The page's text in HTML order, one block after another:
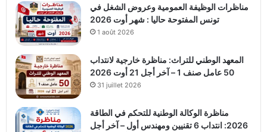
مناظرات الوظيفة العمومية وعروض الشغل في
تونس المفتوحة حاليا : شهر أوت 2026
1 août 2026
المعهد الوطني للتراث: مناظرة خارجية لانتداب
50 عامل صنف 1 – آخر أجل 21 أوت 2026
31 juillet 2026
مناظرة الوكالة الوطنية للتحكم في الطاقة
2026: انتداب 6 تقنيين ومهندس أول – آخر أجل